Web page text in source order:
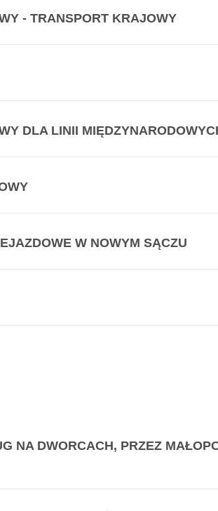
- TRANSPORT KRAJOWY
DLA LINII
W NOWYM SĄCZU
NA DWORCACH, PRZEZ